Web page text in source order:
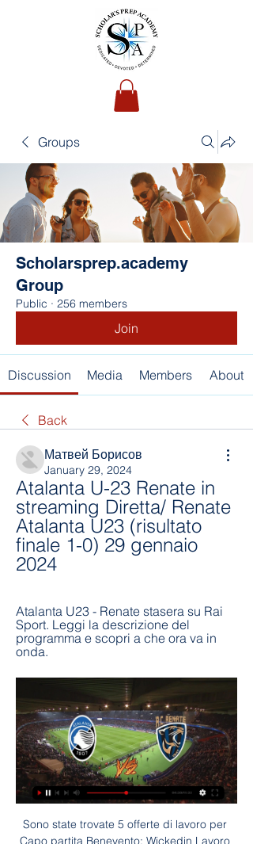
Groups
Scholarsprep.academy
Group
Public · 256 members
Join
Discussion Media Members About
Back
Матвей Борисов
January 29, 2024
Atalanta U-23 Renate in
streaming Diretta/ Renate
Atalanta U23 (risultato
finale 1-0) 29 gennaio
2024
Atalanta U23 - Renate stasera su Rai
Sport. Leggi la descrizione del
programma e scopri a che ora va in
onda.
Sono state trovate 5 offerte di lavoro per Capo partita Benevento; Wickedin Lavoro propone annunci Offerte Lavoro Capo Partita Benevento dai migliori portali di lavoro in Italia

Ad Arezzo, Linea Ufficio dispone di accessori per ufficio, stampanti e fotocopiatrici per ogni tipo di esigenza. Linea Ufficio si avvale di un'esperienza trentennale in grado di garantire alle aziende soluzioni innovative e prodotti di qualità per velocizzare i processi documentali e ottimizzare i costi.

Marchetti fa una magia in fase d’impostazione, il disco passa per Veggiato che smista per Vas. Con questo gol i Falcons riaprono la gara e rimandano la contesa al terzo tempo anche se prima del 40’ sono almeno tre le occasioni non sfruttate dai trentini.Nella terza frazione il Fassa è generoso: il disco è spesso sulle stecche ladine.

Segui il Cagliari su Magazine Pragma: tutte le news, con approfondimenti, il calciomercato, le formazioni, cronaca e tabellini gare, la classifica. Segui il Cagliari su Magazine Pragma: tutte le news, con approfondimenti, il calciomercato, le formazioni, cronaca e tabellini gare, la classifica.

Consulta la lista dei dottori con la specializzazione di psicoterapeuta. Guarda i CV, leggi le recensioni, controlla le tariffe e prenota online la tua visita.

Lokomotiv Juventus Streaming Online. Lokomotiv Juventus streaming (gratis per gli abbonati) con SkyGo, tra i servizi links on-demand per seguire le partite di calcio streaming su iPhone, iPad, Android o Samsung Apps e quindi smart tv, tablet, smartphone e pc.

RAI RADIOTELEVISIONE ITALIANA S.P.A. - Via Teulada 66 - 00195 Roma (RM)41.9198512.45478: visualizza indirizzo, numero di telefono, CAP, mappa, indicazioni stradali e altre informazioni utili per RAI RADIOTELEVISIONE ITALIANA S.P.A. in Roma su Paginebianche.

Nella formazione titolare degli azzurrini per il match Italia-Repubblica Ceca, per la seconda giornata del girone C degli Europei Under 21 2017, Di Biagio dovrebbe schierare Chiesa dal primo minuto, al posto di un Bernardeschi poco preciso e volitivo nella sfida precedente.

Dall’altro, il mondo è sempre più conosciuto nella sua composita realtà di popoli e “nazioni” diverse e ci si rende conto come occorra, malgrado l’unitarietà provvidenzialistica dello slancio apostolico, approfondire la conoscenza di queste diﬀerenze e adeguare gli strumenti di trasmissione della fede3.

Virtus Verona - Arzignano Valchiampo - Coppa Italia Serie C 2019 - 2020 › Girone F - Live Diretta Tabellino Streaming 18/08/2019 - I AM CALCIO AVELLINO

Stavolta colpo di scena, niente Betis Milan, né Lazio Marsiglia. Stavolta su TV8 alle 21 va in onda Diretta Gol, con gli aggiornamenti da campi di tutte le partite in programma a quell’ora. Per vedere quindi le gare integrali non ci resta che la pay tv satellitare che però, lo ricordiamo, da

Link stasera alle ore 21 su Trg. Politica con la disfatta del centro sinistra nella prima parte. Pellegrini e la via di Francesco nella seconda Torna Link questa sera su Trg alle ore 21.

VIAREGGIO CUP: Rappresentativa super: è agli Ottavi Con due gol nella ripresa di Sall e Kallon i ragazzi della D battono la Salernitana e conquistano il passaggio del turno

serie a1 - Lega Basket Femminile . READ. Organigramma Lega Basket Femminile. I nostri. Umana Reyer Venezia. Famila Wüber Schio. Famila Wüber Schio. Famila Wüber Schio.. Polisportiva Sport Club Alcamo. Osra Thiene. Caffé Barbera Messina. Del Verde Chieti. Cerve Parma.

DOVE VEDERLA IN TV - Inter-Chievo Verona è in programma alle 21 allo stadio Giuseppe Meazza di Milano e sarà visibile in esclusiva in diretta su Sky Sport Serie A e Sky Calcio 1. Inoltre per tutti i clienti Sky sarà disponibile anche in streaming sulla piattaforma Skygo

Atalanta U23 - Renate - Serie C Girone A 2023 Atalanta U23 - Renate - Serie C Girone A 2023 - 2024 - Live Diretta Tabellino Streaming 28/01/2024 - I AM CALCIO NAPOLI.

00195 ROMA e-mail: presa.diretta@rai.it Oggetto: puntata di “Presa Diretta” del 23 settembre 2013.. al centro di larga parte della Vostra trasmissione. A tutela dell’attività svolta dai suddetti lavoratori, difatti, facciamo presente. porto di Genova e quelli presso il porto di Anversa, punteggiato da un’evidente

Sora va a Verona. Riposa Vibo. Il 75° Campionato di SuperLega Credem Banca è alle porte. Si inizia sabato 19 ottobre alle 18.00 con l’anticipo tv del derby tra Vero Volley Monza e Allianz Milano, in diretta …

Nadia Finarelli è su Facebook. Iscriviti a Facebook per connetterti con Nadia Finarelli e altre persone che potresti conoscere. Grazie a Facebook puoi...

Il nuovo MSN è la tua raccolta personalizzata di notizie, informazioni su sport, intrattenimento, denaro, meteo, viaggi, salute e lifestyle integrati con Outlook, Facebook, Twitter, Skype e altri servizi.

Serie C, le partite 2023-2024 in tv e streaming su Now ... Atalanta Under 23, che disputerà il girone A del terzo campionato italiano. Realtà come Renate, Monterosi, Pergolettese e Picerno rappresentano invece ...

Home Tags Probabili formazioni Krasnodar-Valencia. Tag: probabili formazioni Krasnodar-Valencia. Krasnodar-Valencia, le probabili formazioni: Rodrigo e Gameiro in attacco. Probabili formazioni Marzo 13, 2019. SEGUI LE PARTITE IN DIRETTA. MIGLIORI BOOKMAKERS. GUADAGNA ONLINE. QUOTE PROSSIME PARTITE. IMAGE PHOTO; REDAZIONE;

Prosegue la striscia vincente di Bianca Turati, monzese classe 1997, nel 15.000 $ ITF del Country Cuneo che ha messo in campo oggi i quarti di finale del tabellone di singolare. Reduce dalla conquista di due titoli nelle ultime due settimane, a Sezze la scorsa, e ai Faggi di Biella quella precedente

La giovane Ryden Malby, neolaureata in Lettere a Los Angeles, è pronta a tuffarsi nel mondo del lavoro: senonché, si rende conto che il posto presso la casa editrice più prestigiosa della città, che aveva adocchiato da tempo, le è stato sfilato da una vecchia amica-rivale del college (guarda caso, una cosa simile la si ritrova anche nel.

Guida TV: dove vedere tutto il calcio in diretta TV e streaming 20.30 Atalanta U23-Renate (Serie C) - RAI SPORT, SKY SPORT UNO e SKY SPORT (canale 254). 20.45 Salernitana-Roma (Serie A) - DAZN e ZONA DAZN (canale 214 Sky) ...

Il Perugia si sveglia tardi: Kingsley riprende il Cosenza (1-1). Al "Marulla" la squadra di Nesta gioca un brutto primo tempo, meglio nella ripresa. Al vantaggio di …

SERIE D GIRONE E, il programma e gli arbitri della 35^ giornata La capolista Pianese attende la visita dell'Aquila Montevarchi. Tutto pronto per vivere la 31ª giornata di campionato in Serie D, 35ª nei gironi E,F e G. Sette gli anticipi al sabato, a partire dalle ore 15, con le …

Atalanta U23: lunedì sera con il Renate 11 ore fa — Atalanta U23-Renate sarà trasmessa in diretta su Sky Sport e potrà essere vista anche in streaming su Now Tv e Sky Go. 28/01/2024; Under 23 ...

Nuova, splendida soddisfazione per il Settore Giovanile della Teramo Calcio, con una triplice convocazione azzurra nella Rappresentativa Lega Pro Under 19. Sono stati, infatti, convocati per uno stage di allenamento i giovani biancorossi Giacomo Calderaro, Riccardo Palestini e Alessandro Tini.

L'increscioso pomeriggio di Lazio-Novara, con cori antisemiti e a sfondo razzista cantati da alcuni ultras della Curva Nord della Lazio e diventati un caso politico, oltre che sportivo, può rappresentare una grande occasione per il mondo del calcio di dare un segnale deciso e definitivo sul proprio rifiuto al razzismo da stadio.

Di seguito la data, il calendario completo, il programma dettagliato e l’orario d’inizio di Liverpool-Tottenham, Finale della Champions League 2019 di calcio. La partita sarà trasmessa in diretta tv su Sky e su Rai Uno, in diretta streaming su Sky Go e Rai Play, in DIRETTA LIVE scritta su OA Sport.

Clamorosa presa di posizione dei tifosi dell'Inter in difesa dei razzisti che hanno insultato l'attaccante. La Curva Nord ha voluto indirizzare una lettera aperta a Romelu Lukaku, oggetto di cori razzisti in occasione di Cagliari-Inter. Gli ultras nerazzurri hanno voluto ribadire al giocatore belga

Non solo Frediani: Di Massimo e Miceli tra i migliori a Ravenna 30 settembre 2019 Redazione Prima Squadra 0 La Samb si gode la bella vittoria in campionato contro il Ravenna , con il 2-0 maturato allo stadio Benelli che ha regalato un bel pomeriggio alla banda Montero.

Serie C 2023/2024-Atalanta U23 - Renate (Girone A 23a g.) 23 ore fa — Tutte le informazioni su Serie C 2023/2024-Atalanta U23 - Renate (Girone A 23a g.) in onda su Raisport HD.

Atalanta U23 - Renate - Rai Sport Atalanta U23 - Renate stasera su Rai Sport. Leggi la descrizione del programma e scopri a che ora va in onda.

Il tennista serbo Novak Djokovic per la 272ma settimana si conferma re mondiale della racchetta. Nella nuova classifica Atp, che si basa sui risultati delle ultime 52 settimane, il fuoriclasse , che occupa la prima posizione dal 5 novembre dell'anno scorso, precede altri due mostri sacri del tennis mondiale, Rafa Nadal e Roger Federer.

Post su scuole scritti da La Scuola all'Opera. Dormi, oblia! Liu, poesia! La Bohème segna anche l’inizio della collaborazione con i librettisti Giacosa e Illica, che firmeranno anche Tosca, andata in scena con un vero e proprio trionfo al teatro Costanzi di Roma nel 1900, e …

Calcio Serie C Girone A 23a Giornata Atalanta U23 Renate 1 giorno fa — Scheda programma tv · Dove vedere Calcio, Serie C - Girone A (23a giornata): Atalanta U23-Renate.

Il Credito rappresenta il momento di massima espressione del rapporto di fiducia tra Banca e Cliente. È la leva determinante per lo sviluppo del paese, delle imprese e delle infrastrutture e rappresenta, dunque, la chiave di volta per dare credito alla ripresa e alla crescita economica.

Cittadella - Brescia streaming Per vedere Cittadella - Brescia in streaming segui queste istruzioni Clicca qui per attivare il tuo abbonamento DAZN a 9,99€/mese.

Pronostici sulle scommesse di calcio dei campionati italiani ed esteri del giorno 28 agosto